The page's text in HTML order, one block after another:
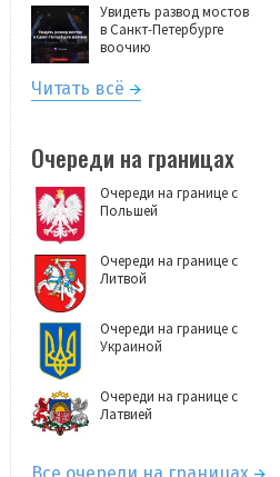
Увидеть развод мостов
в Санкт-Петербурге
воочию
Читать всё
Очереди на границах
Очереди на границе с
Польшей
Очереди на границе с
Литвой
Очереди на границе с
Украиной
Очереди на границе с
Латвией
Все очереди на границах